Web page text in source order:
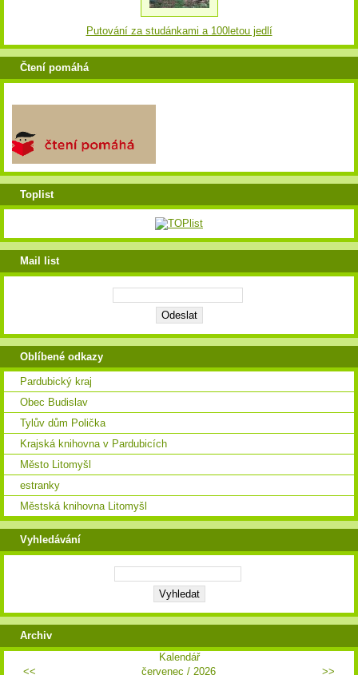
Putování za studánkami a 100letou jedlí
Čtení pomáhá
Toplist
Mail list
Oblíbené odkazy
Pardubický kraj
Obec Budislav
Tylův dům Polička
Krajská knihovna v Pardubicích
Město Litomyšl
estranky
Městská knihovna Litomyšl
Vyhledávání
Archiv
Kalendář
<<
červenec / 2026 >>